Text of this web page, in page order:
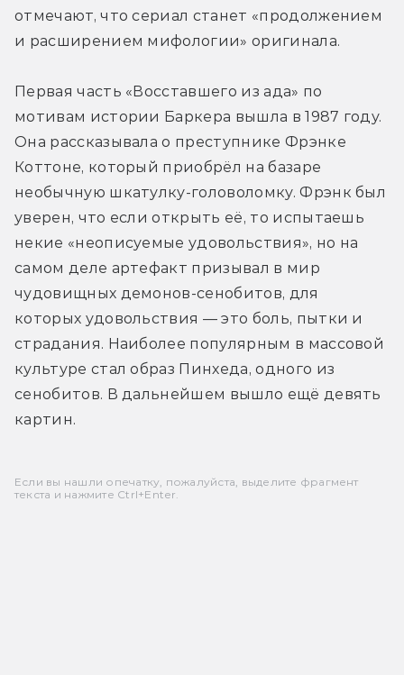
отмечают, что сериал станет «продолжением
и расширением мифологии» оригинала.
Первая часть «Восставшего из ада» по
мотивам истории Баркера вышла в 1987 году.
Она рассказывала о преступнике Фрэнке
Коттоне, который приобрёл на базаре
необычную шкатулку-головоломку. Фрэнк был
уверен, что если открыть её, то испытаешь
некие «неописуемые удовольствия», но на
самом деле артефакт призывал в мир
чудовищных демонов-сенобитов, для
которых удовольствия — это боль, пытки и
страдания. Наиболее популярным в массовой
культуре стал образ Пинхеда, одного из
сенобитов. В дальнейшем вышло ещё девять
картин.
Если вы нашли опечатку, пожалуйста, выделите фрагмент
текста и нажмите Ctrl+Enter.